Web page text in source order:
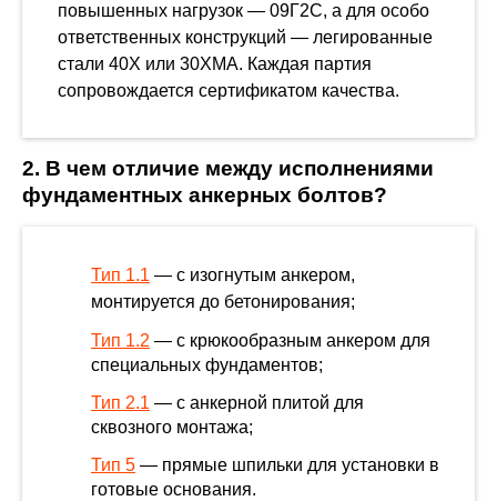
повышенных нагрузок — 09Г2С, а для особо
ответственных конструкций — легированные
стали 40Х или 30ХМА. Каждая партия
сопровождается сертификатом качества.
2. В чем отличие между исполнениями
фундаментных анкерных болтов?
Тип 1.1 — с изогнутым анкером,
монтируется до бетонирования;
Тип 1.2 — с крюкообразным анкером для
специальных фундаментов;
Тип 2.1 — с анкерной плитой для
сквозного монтажа;
Тип 5 — прямые шпильки для установки в
готовые основания.